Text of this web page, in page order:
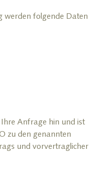
werden folgende Daten
Anfrage hin und ist
zu den genannten
und vorvertraglicher